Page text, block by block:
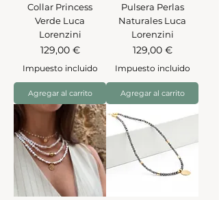
Collar Princess
Verde Luca
Lorenzini
Precio
129,00 €
Impuesto incluido
Agregar al carrito
Pulsera Perlas
Naturales Luca
Lorenzini
Precio
129,00 €
Impuesto incluido
Agregar al carrito